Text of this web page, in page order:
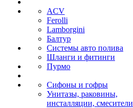
ACV
Ferolli
Lamborgini
Балтур
Системы авто полива
Шланги и фитинги
Пурмо
Сифоны и гофры
Унитазы, раковины,
инсталляции, смесители